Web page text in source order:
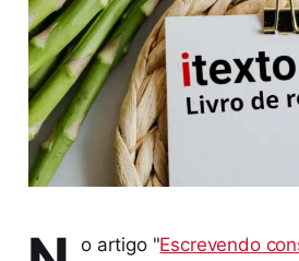
o artigo "Escrevendo